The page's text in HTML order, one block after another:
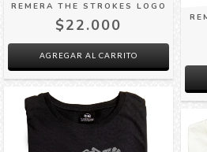
REMERA THE STROKES LOGO
$22.000
AGREGAR AL CARRITO